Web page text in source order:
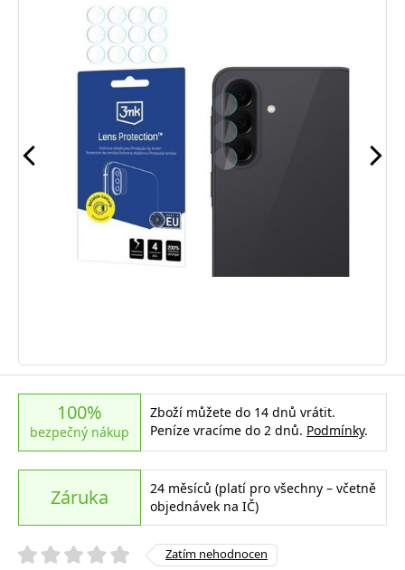
100%
bezpečný nákup
Zboží můžete do 14 dnů vrátit.
Peníze vracíme do 2 dnů. Podmínky.
Záruka
24 měsíců (platí pro všechny – včetně
objednávek na IČ)
Zatím nehodnocen